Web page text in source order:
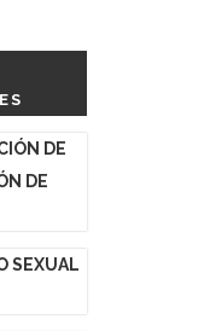
DE
DE
SEXUAL